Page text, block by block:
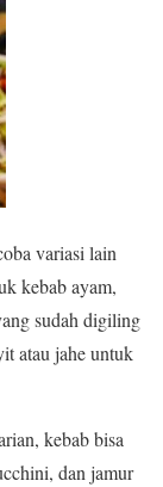
variasi lain
kebab ayam,
sudah digiling
atau jahe untuk
kebab bisa
dan jamur